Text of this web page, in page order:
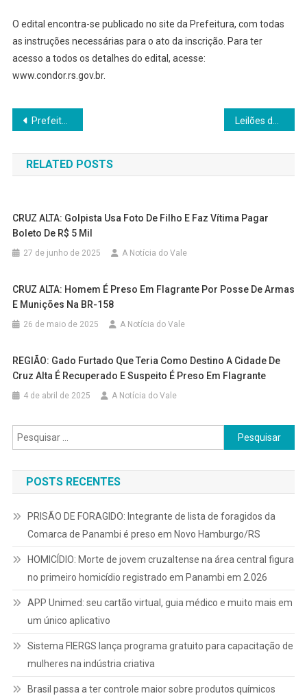
O edital encontra-se publicado no site da Prefeitura, com todas
as instruções necessárias para o ato da inscrição. Para ter
acesso a todos os detalhes do edital, acesse:
www.condor.rs.gov.br.
Navegação
de
Post
Prefeito e vice-prefeito de Panambi prestigiam posse da nova diretoria da ACI Leilões de imóveis do Estado nos dias 20, 22 e 24 de janeiro contemplam bens em 26 municípios
RELATED POSTS
CRUZ ALTA: Golpista Usa Foto De Filho E Faz Vítima Pagar
Boleto De R$ 5 Mil
27 de junho de 2025 A Notícia do Vale
CRUZ ALTA: Homem É Preso Em Flagrante Por Posse De Armas
E Munições Na BR-158
26 de maio de 2025 A Notícia do Vale
REGIÃO: Gado Furtado Que Teria Como Destino A Cidade De
Cruz Alta É Recuperado E Suspeito É Preso Em Flagrante
4 de abril de 2025 A Notícia do Vale
Pesquisar
por:
POSTS RECENTES
PRISÃO DE FORAGIDO: Integrante de lista de foragidos da
Comarca de Panambi é preso em Novo Hamburgo/RS
HOMICÍDIO: Morte de jovem cruzaltense na área central figura
no primeiro homicídio registrado em Panambi em 2.026
APP Unimed: seu cartão virtual, guia médico e muito mais em
um único aplicativo
Sistema FIERGS lança programa gratuito para capacitação de
mulheres na indústria criativa
Brasil passa a ter controle maior sobre produtos químicos